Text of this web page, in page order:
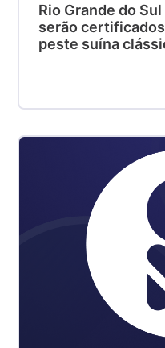
Rio Grande do
serão
peste suína